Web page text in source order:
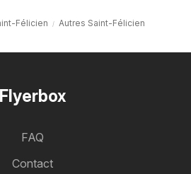
Félicien Autres Saint-Félicien
Flyerbox
FAQ
Contact